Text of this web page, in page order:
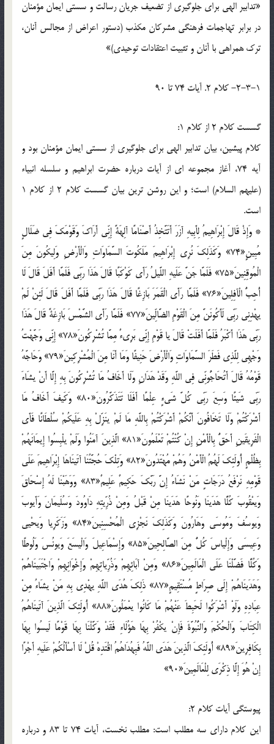
«تدابير الهي براي جلوگيري از تضعيف جريان رسالت و سستي ايمان مؤمنان
در برابر تهاجمات فرهنگي مشرکان مکذب (دستور اعراض از مجالس آنان،
ترک همراهي با آنان و تثبيت اعتقادات توحيدي)»
2-3-1- کلام 2. آيات 74 تا 90
گسست کلام 2 از کلام 1:
کلام پيشين، بيان تدابير الهي براي جلوگيري از سستي ايمان مؤمنان بود و
آيه 74، آغاز مجموعه اي از آيات درباره حضرت ابراهيم و سلسله انبياء
(عليهم السلام) است؛ و اين روشن ترين بيان گسست کلام 2 از کلام 1
است.
* وَإِذْ قَالَ إِبْرَاهِيمُ لِأَبِيهِ آزَرَ أَتَتَّخِذُ أَصْنَامًا آلِهَةً إِنِّي أَرَاكَ وَقَوْمَكَ فِي ضَلَالٍ
مُبِينٍ«74» وَكَذَلِكَ نُرِي إِبْرَاهِيمَ مَلَكُوتَ السَّمَاوَاتِ وَالْأَرْضِ وَلِيكُونَ مِنَ
الْمُوقِنِينَ«75» فَلَمَّا جَنَّ عَلَيهِ اللَّيلُ رَأَى كَوْكَبًا قَالَ هَذَا رَبِّي فَلَمَّا أَفَلَ قَالَ لَا
أُحِبُّ الْآفِلِينَ«76» فَلَمَّا رَأَى الْقَمَرَ بَازِغًا قَالَ هَذَا رَبِّي فَلَمَّا أَفَلَ قَالَ لَئِنْ لَمْ
يهْدِنِي رَبِّي لَأَكُونَنَّ مِنَ الْقَوْمِ الضَّالِّينَ«77» فَلَمَّا رَأَى الشَّمْسَ بَازِغَةً قَالَ هَذَا
رَبِّي هَذَا أَكْبَرُ فَلَمَّا أَفَلَتْ قَالَ يا قَوْمِ إِنِّي بَرِيءٌ مِمَّا تُشْرِكُونَ«78» إِنِّي وَجَّهْتُ
وَجْهِي لِلَّذِي فَطَرَ السَّمَاوَاتِ وَالْأَرْضَ حَنِيفًا وَمَا أَنَا مِنَ الْمُشْرِكِينَ«79» وَحَاجَّهُ
قَوْمُهُ قَالَ أَتُحَاجُّونِّي فِي اللَّهِ وَقَدْ هَدَانِ وَلَا أَخَافُ مَا تُشْرِكُونَ بِهِ إِلَّا أَنْ يشَاءَ
رَبِّي شَيئًا وَسِعَ رَبِّي كُلَّ شَيءٍ عِلْمًا أَفَلَا تَتَذَكَّرُونَ«80» وَكَيفَ أَخَافُ مَا
أَشْرَكْتُمْ وَلَا تَخَافُونَ أَنَّكُمْ أَشْرَكْتُمْ بِاللَّهِ مَا لَمْ ينَزِّلْ بِهِ عَلَيكُمْ سُلْطَانًا فَأَي
الْفَرِيقَينِ أَحَقُّ بِالْأَمْنِ إِنْ كُنْتُمْ تَعْلَمُونَ«81» الَّذِينَ آمَنُوا وَلَمْ يلْبِسُوا إِيمَانَهُمْ
بِظُلْمٍ أُولَئِكَ لَهُمُ الْأَمْنُ وَهُمْ مُهْتَدُونَ«82» وَتِلْكَ حُجَّتُنَا آتَينَاهَا إِبْرَاهِيمَ عَلَى
قَوْمِهِ نَرْفَعُ دَرَجَاتٍ مَنْ نَشَاءُ إِنَّ رَبَّكَ حَكِيمٌ عَلِيمٌ«83» وَوَهَبْنَا لَهُ إِسْحَاقَ
وَيعْقُوبَ كُلًّا هَدَينَا وَنُوحًا هَدَينَا مِنْ قَبْلُ وَمِنْ ذُرِّيتِهِ دَاوُودَ وَسُلَيمَانَ وَأَيوبَ
وَيوسُفَ وَمُوسَى وَهَارُونَ وَكَذَلِكَ نَجْزِي الْمُحْسِنِينَ«84» وَزَكَرِيا وَيحْيى
وَعِيسَى وَإِلْياسَ كُلٌّ مِنَ الصَّالِحِينَ«85» وَإِسْمَاعِيلَ وَالْيسَعَ وَيونُسَ وَلُوطًا
وَكُلًّا فَضَّلْنَا عَلَى الْعَالَمِينَ«86» وَمِنْ آبَائِهِمْ وَذُرِّياتِهِمْ وَإِخْوَانِهِمْ وَاجْتَبَينَاهُمْ
وَهَدَينَاهُمْ إِلَى صِرَاطٍ مُسْتَقِيمٍ«87» ذَلِكَ هُدَى اللَّهِ يهْدِي بِهِ مَنْ يشَاءُ مِنْ
عِبَادِهِ وَلَوْ أَشْرَكُوا لَحَبِطَ عَنْهُمْ مَا كَانُوا يعْمَلُونَ«88» أُولَئِكَ الَّذِينَ آتَينَاهُمُ
الْكِتَابَ وَالْحُكْمَ وَالنُّبُوَّةَ فَإِنْ يكْفُرْ بِهَا هَؤُلَاءِ فَقَدْ وَكَّلْنَا بِهَا قَوْمًا لَيسُوا بِهَا
بِكَافِرِينَ«89» أُولَئِكَ الَّذِينَ هَدَى اللَّهُ فَبِهُدَاهُمُ اقْتَدِهْ قُلْ لَا أَسْأَلُكُمْ عَلَيهِ أَجْرًا
إِنْ هُوَ إِلَّا ذِكْرَى لِلْعَالَمِينَ«90»
پيوستگي آيات کلام 2:
اين کلام داراي سه مطلب است: مطلب نخست، آيات 74 تا 83 و درباره